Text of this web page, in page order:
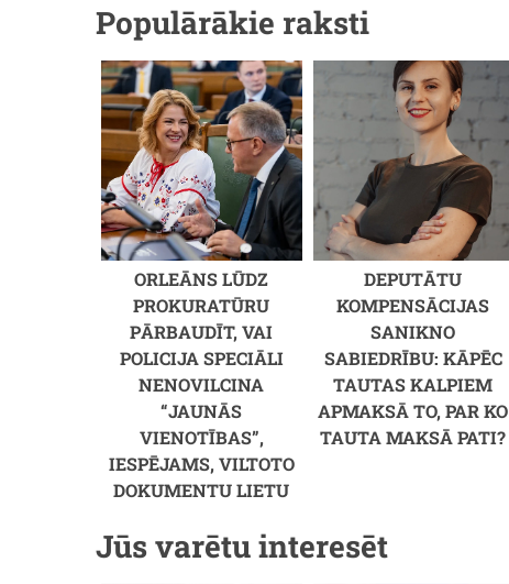
Populārākie raksti
ORLEĀNS LŪDZ
PROKURATŪRU
PĀRBAUDĪT, VAI
POLICIJA SPECIĀLI
NENOVILCINA
“JAUNĀS
VIENOTĪBAS”,
IESPĒJAMS, VILTOTO
DOKUMENTU LIETU
DEPUTĀTU
KOMPENSĀCIJAS
SANIKNO
SABIEDRĪBU: KĀPĒC
TAUTAS KALPIEM
APMAKSĀ TO, PAR KO
TAUTA MAKSĀ PATI?
Jūs varētu interesēt